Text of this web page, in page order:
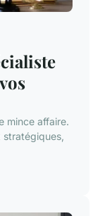
mince affaire.
stratégiques,